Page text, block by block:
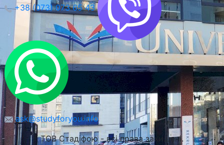
Університет Природничих Наук в Любліні
Люблін, Польща
+38 (073) 073 65 43
ask@studyforyou.info
ТОВ Стадіфою - всі права захищені.